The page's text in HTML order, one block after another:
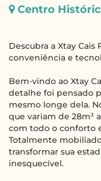
Centro
Descubra a Xtay
conveniência e
Bem-vindo ao Xtay
detalhe foi pensado
mesmo longe dela.
que variam de 28m²
com todo o conforto
Totalmente
transformar sua
inesquecível.